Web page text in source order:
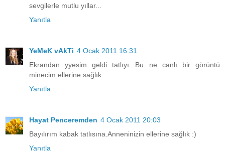
sevgilerle mutlu yıllar...
Yanıtla
YeMeK vAkTi 4 Ocak 2011 16:31
Ekrandan yyesim geldi tatlıyı...Bu ne canlı bir görüntü
minecim ellerine sağlık
Yanıtla
Hayat Penceremden 4 Ocak 2011 20:03
Bayılırım kabak tatlısına.Anneninizin ellerine sağlık :)
Yanıtla